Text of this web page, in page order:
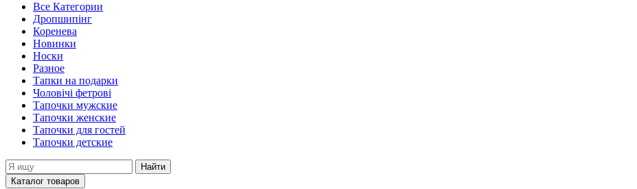
Все Категории
Дропшипінг
Коренева
Новинки
Носки
Разное
Тапки на подарки
Чоловічі фетрові
Тапочки мужские
Тапочки женские
Тапочки для гостей
Тапочки детские
Найти
Каталог товаров